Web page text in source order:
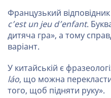
Французький відповідник
c’est un jeu d’enfant.
дитяча гра», а тому
варіант.
У китайській є
láo, що можна перекласти
того, щоб підняти руку».